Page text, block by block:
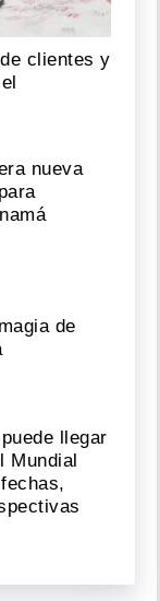
clientes y
nueva
de
llegar
Mundial